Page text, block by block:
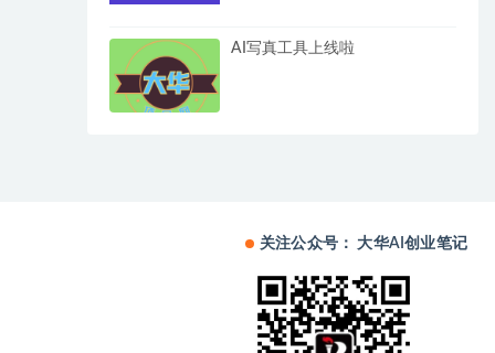
AI写真工具上线啦
关注公众号： 大华AI创业笔记